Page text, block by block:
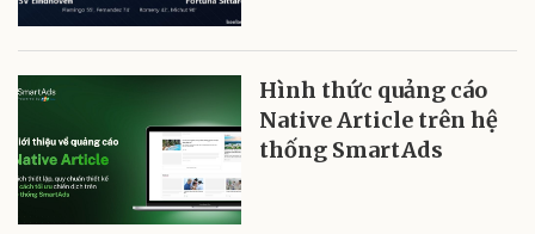
Hình thức quảng cáo
Native Article trên hệ
thống SmartAds